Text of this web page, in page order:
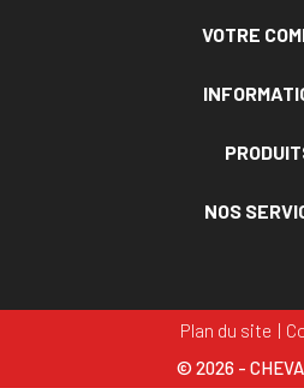
VOTRE
NOS
Plan du site
© 2026 -